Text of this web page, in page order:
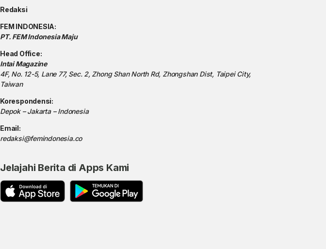
Redaksi
FEM INDONESIA:
PT. FEM Indonesia Maju
Head Office:
Intai Magazine
4F, No. 12-5, Lane 77, Sec. 2, Zhong Shan North Rd, Zhongshan Dist, Taipei City,
Taiwan
Korespondensi:
Depok – Jakarta – Indonesia
Email:
redaksi@femindonesia.co
Jelajahi Berita di Apps Kami